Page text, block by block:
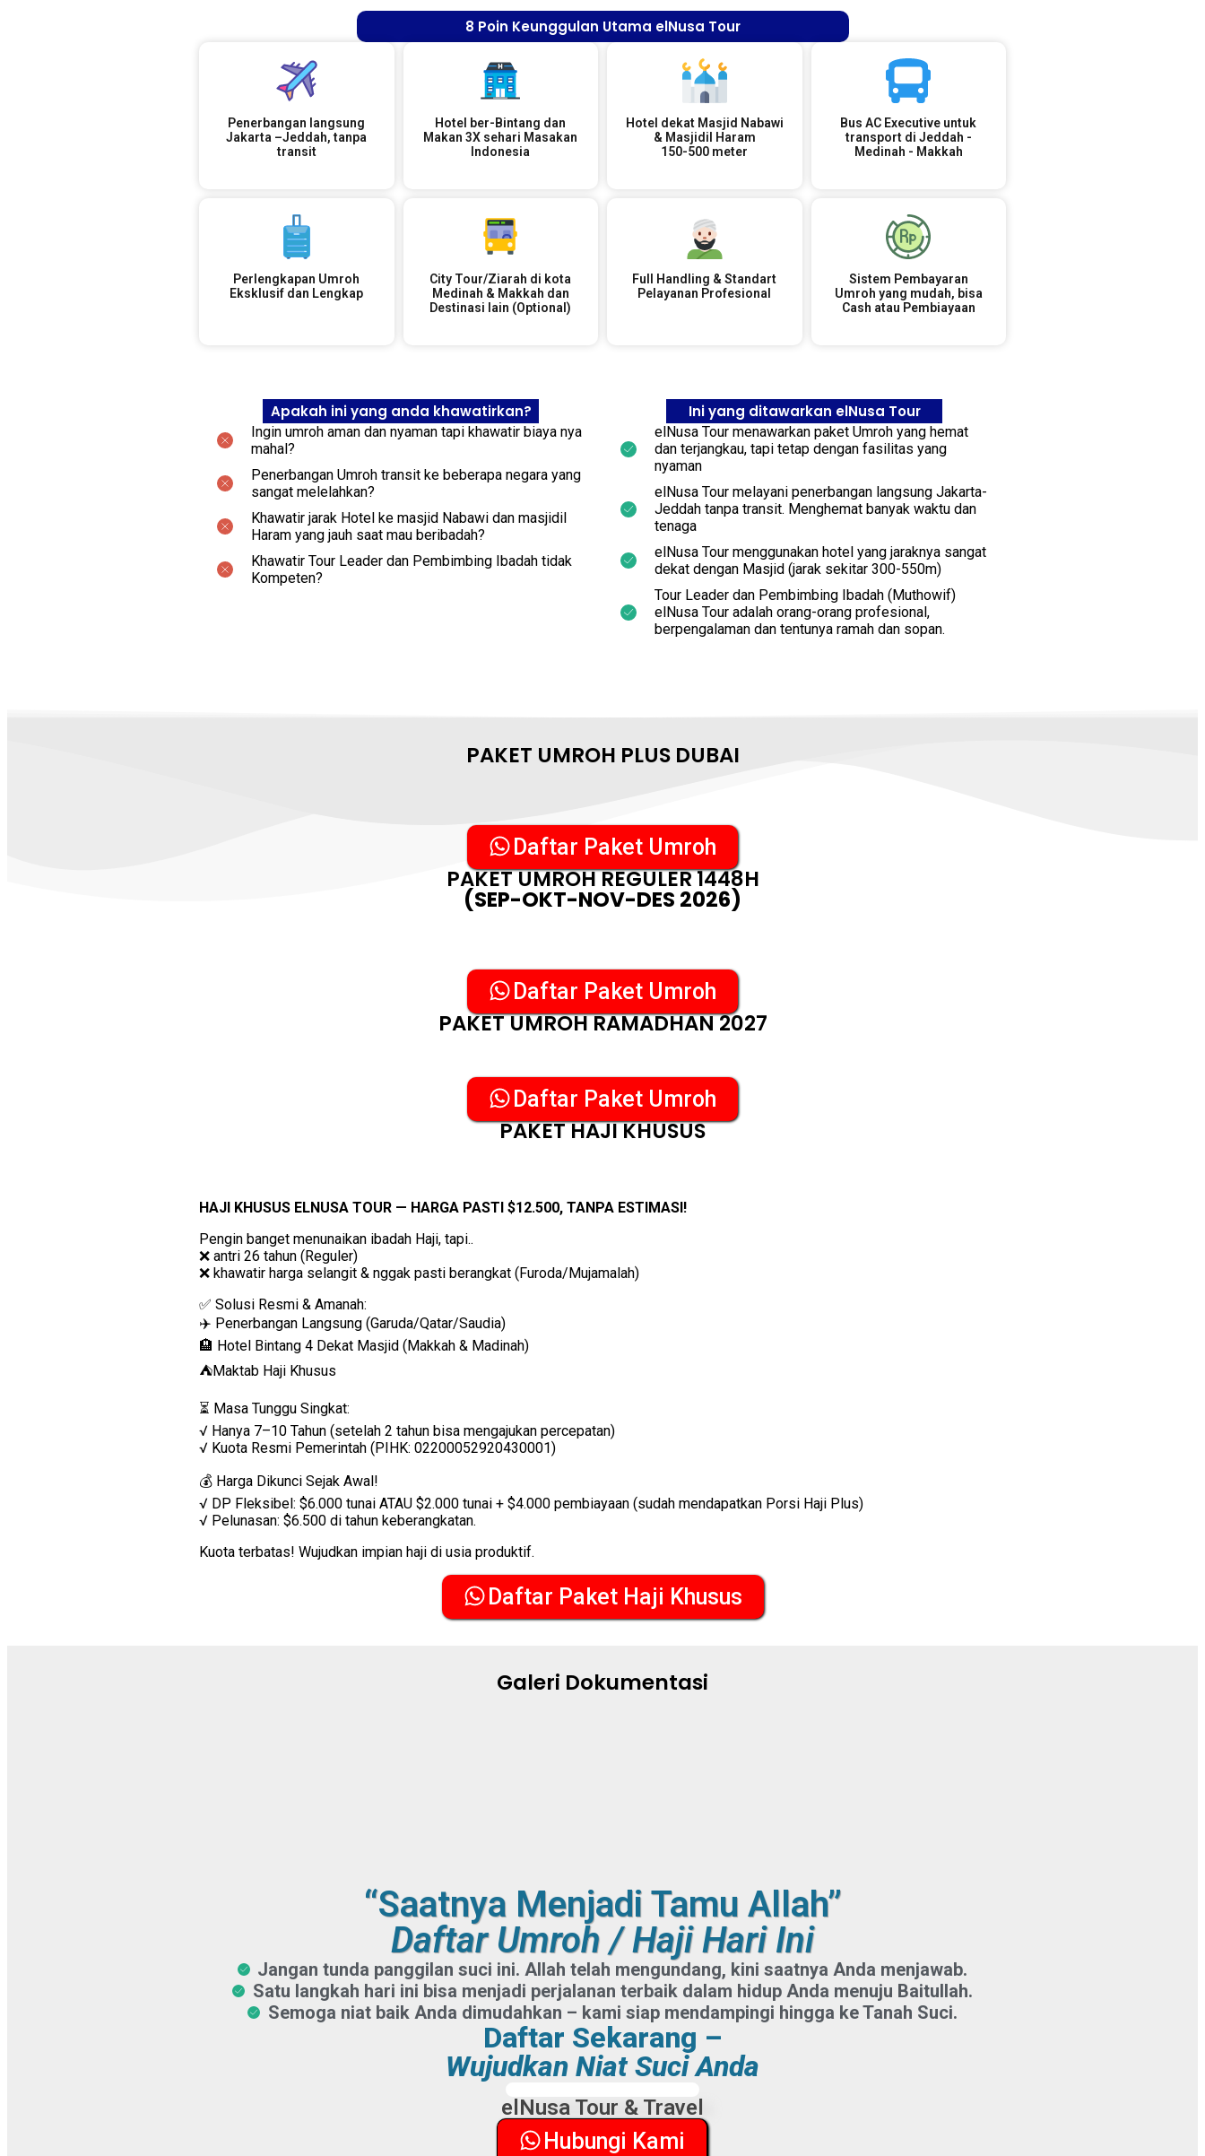
8 Poin Keunggulan Utama elNusa Tour
Penerbangan langsung
Jakarta –Jeddah, tanpa
transit
Hotel ber-Bintang dan
Makan 3X sehari Masakan
Indonesia
Hotel dekat Masjid Nabawi
& Masjidil Haram
150-500 meter
Bus AC Executive untuk
transport di Jeddah -
Medinah - Makkah
Perlengkapan Umroh
Eksklusif dan Lengkap
City Tour/Ziarah di kota
Medinah & Makkah dan
Destinasi lain (Optional)
Full Handling & Standart
Pelayanan Profesional
Sistem Pembayaran
Umroh yang mudah, bisa
Cash atau Pembiayaan
Apakah ini yang anda khawatirkan?
Ingin umroh aman dan nyaman tapi khawatir biaya nya
mahal?
Penerbangan Umroh transit ke beberapa negara yang
sangat melelahkan?
Khawatir jarak Hotel ke masjid Nabawi dan masjidil
Haram yang jauh saat mau beribadah?
Khawatir Tour Leader dan Pembimbing Ibadah tidak
Kompeten?
Ini yang ditawarkan elNusa Tour
elNusa Tour menawarkan paket Umroh yang hemat
dan terjangkau, tapi tetap dengan fasilitas yang
nyaman
elNusa Tour melayani penerbangan langsung Jakarta-
Jeddah tanpa transit. Menghemat banyak waktu dan
tenaga
elNusa Tour menggunakan hotel yang jaraknya sangat
dekat dengan Masjid (jarak sekitar 300-550m)
Tour Leader dan Pembimbing Ibadah (Muthowif)
elNusa Tour adalah orang-orang profesional,
berpengalaman dan tentunya ramah dan sopan.
PAKET UMROH PLUS DUBAI
Daftar Paket Umroh
PAKET UMROH REGULER 1448H
(SEP-OKT-NOV-DES 2026)
Daftar Paket Umroh
PAKET UMROH RAMADHAN 2027
Daftar Paket Umroh
PAKET HAJI KHUSUS
HAJI KHUSUS ELNUSA TOUR — HARGA PASTI $12.500, TANPA ESTIMASI!
Pengin banget menunaikan ibadah Haji, tapi..
❌ antri 26 tahun (Reguler)
❌ khawatir harga selangit & nggak pasti berangkat (Furoda/Mujamalah)
✅ Solusi Resmi & Amanah:
✈️ Penerbangan Langsung (Garuda/Qatar/Saudia)
🏨 Hotel Bintang 4 Dekat Masjid (Makkah & Madinah)
⛺Maktab Haji Khusus
⏳ Masa Tunggu Singkat:
√ Hanya 7–10 Tahun (setelah 2 tahun bisa mengajukan percepatan)
√ Kuota Resmi Pemerintah (PIHK: 02200052920430001)
💰 Harga Dikunci Sejak Awal!
√ DP Fleksibel: $6.000 tunai ATAU $2.000 tunai + $4.000 pembiayaan (sudah mendapatkan Porsi Haji Plus)
√ Pelunasan: $6.500 di tahun keberangkatan.
Kuota terbatas! Wujudkan impian haji di usia produktif.
Daftar Paket Haji Khusus
Galeri Dokumentasi
“Saatnya Menjadi Tamu Allah”
Daftar Umroh / Haji Hari Ini
Jangan tunda panggilan suci ini. Allah telah mengundang, kini saatnya Anda menjawab.
Satu langkah hari ini bisa menjadi perjalanan terbaik dalam hidup Anda menuju Baitullah.
Semoga niat baik Anda dimudahkan – kami siap mendampingi hingga ke Tanah Suci.
Daftar Sekarang –
Wujudkan Niat Suci Anda
elNusa Tour & Travel
Hubungi Kami